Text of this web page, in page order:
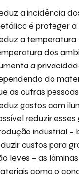
a incidência
é proteger
a temperatura
dos
a
do
as outras
gastos com
reduzir esses
industrial –
custos para
leves – as
como o